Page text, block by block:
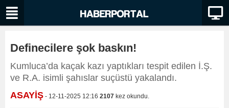
Definecilere şok baskın!
Kumluca’da kaçak kazı yaptıkları tespit edilen İ.Ş.
ve R.A. isimli şahıslar suçüstü yakalandı.
ASAYİŞ - 12-11-2025 12:16 2107 kez okundu.